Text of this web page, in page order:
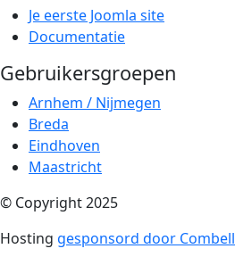
Je eerste Joomla site
Documentatie
Gebruikersgroepen
Arnhem / Nijmegen
Breda
Eindhoven
Maastricht
© Copyright 2025
Hosting gesponsord door Combell